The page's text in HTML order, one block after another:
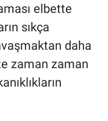
elbette
sıkça
daha
zaman zaman